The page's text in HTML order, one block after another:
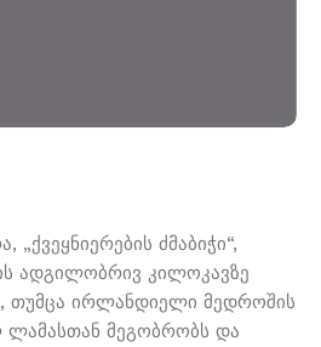
ძმაბიჭი“,
ადგილობრივ კილოკავზე
თუმცა ირლანდიელი მედროშის
ლამასთან მეგობრობს და